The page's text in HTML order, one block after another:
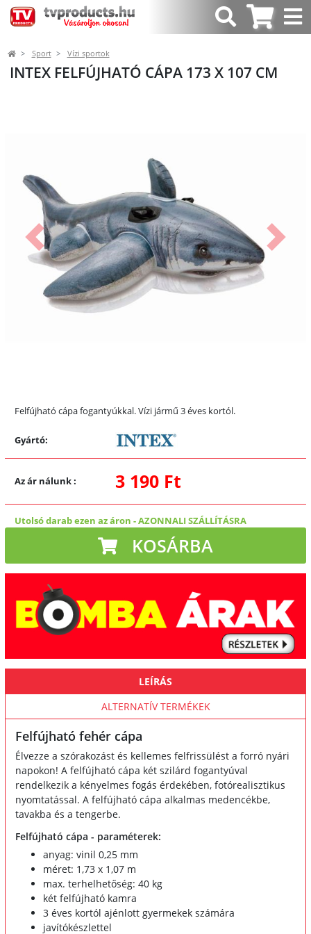
Sport Vízi sportok
INTEX FELFÚJHATÓ CÁPA 173 X 107 CM
Előző
Felfújható cápa fogantyúkkal. Vízi jármű 3 éves kortól.
Gyártó:
Az ár nálunk: 3 190 Ft
Utolsó darab ezen az áron -AZONNALI SZÁLLÍTÁSRA
KOSÁRBA
LEÍRÁS
ALTERNATÍV TERMÉKEK
Felfújható fehér cápa
Élvezze a szórakozást és kellemes felfrissülést a forró nyári
napokon! A felfújható cápa két szilárd fogantyúval
rendelkezik a kényelmes fogás érdekében, fotórealisztikus
nyomtatással. A felfújható cápa alkalmas medencékbe,
tavakba és a tengerbe.
Felfújható cápa - paraméterek:
anyag: vinil 0,25 mm
méret: 1,73 x 1,07 m
max. terhelhetőség: 40 kg
két felfújható kamra
3 éves kortól ajénlott gyermekek számára
javítókészlettel